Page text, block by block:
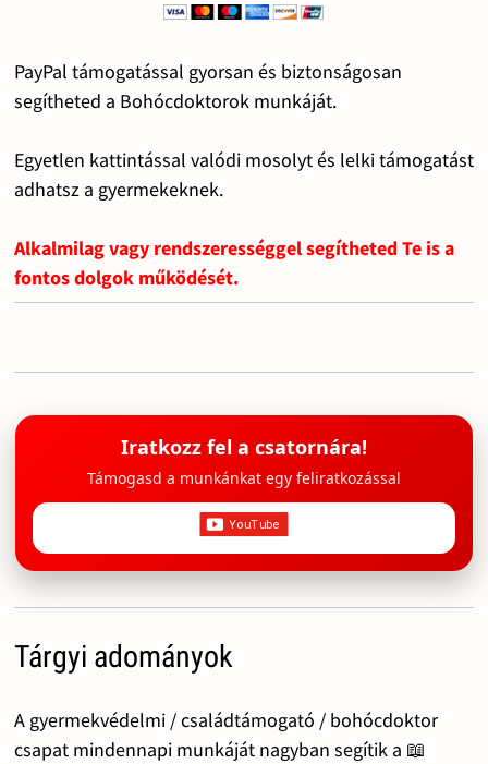
PayPal támogatással gyorsan és biztonságosan
segítheted a Bohócdoktorok munkáját.
Egyetlen kattintással valódi mosolyt és lelki támogatást
adhatsz a gyermekeknek.
Alkalmilag vagy rendszerességgel segítheted Te is a
fontos dolgok működését.
Iratkozz fel a csatornára!
Támogasd a munkánkat egy feliratkozással
Tárgyi adományok
A gyermekvédelmi / családtámogató / bohócdoktor
csapat mindennapi munkáját nagyban segítik a 📖